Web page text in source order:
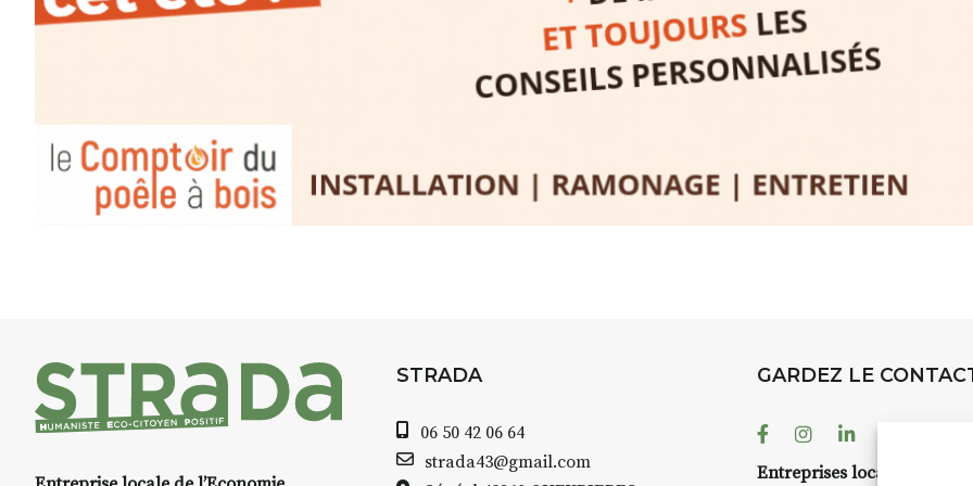
aquarelle, encre, ou contenu hybride.
Le programme :
8h : rendez-vous au point de départ
Et si le temps se gâte : un atelier abrité
permettra de continuer à créer.
À partir de 90€/jour(soit 270€ les 3 jours
Minimum 8 personnes – sans pension complète
STRADA
galerie à
STRADA
06 50 42 06 64
strada43@gmail.com
GARDEZ LE
FacebookInstagramLinkedin
Entreprises locales ?